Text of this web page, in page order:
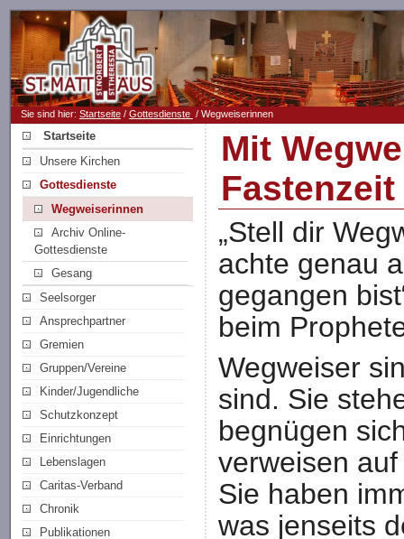
Sie sind hier: Startseite/ Gottesdienste / Wegweiserinnen
Startseite
Unsere Kirchen
Gottesdienste
Wegweiserinnen
Archiv Online-
Gottesdienste
Gesang
Seelsorger
Ansprechpartner
Gremien
Gruppen/Vereine
Kinder/Jugendliche
Schutzkonzept
Einrichtungen
Lebenslagen
Caritas-Verband
Chronik
Publikationen
Mit
Fastenzeit
„Stell dir
achte genau
gegangen
beim
Wegweiser
sind. Sie
begnügen
verweisen
Sie haben
was jenseits